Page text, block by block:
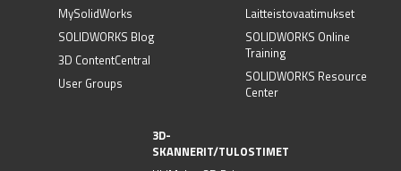
MySolidWorks
SOLIDWORKS Blog
3D ContentCentral
User Groups
Laitteistovaatimukset
SOLIDWORKS Online
Training
SOLIDWORKS Resource
Center
3D-
SKANNERIT/TULOSTIMET